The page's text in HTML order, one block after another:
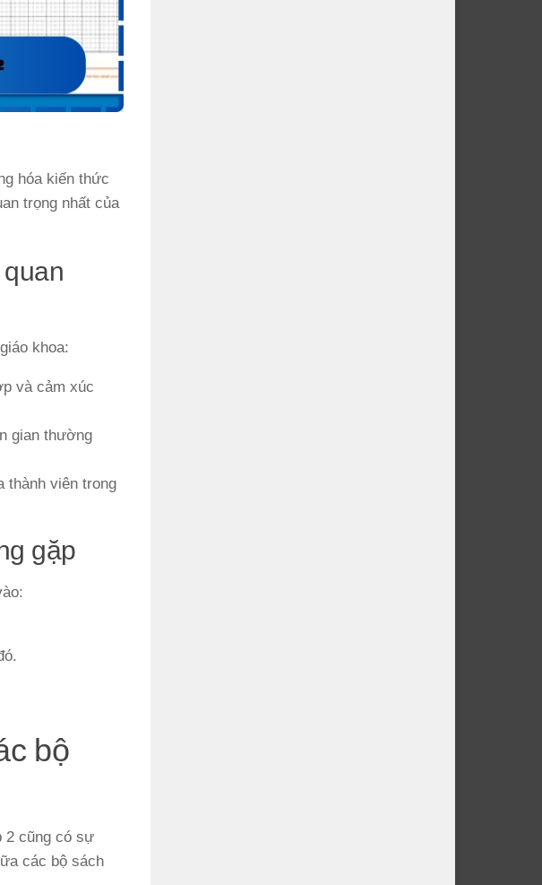
hóa kiến thức
trọng nhất của
khoa:
và cảm xúc
gian thường
thành viên trong
gặp
bộ
2 cũng có sự
các bộ sách